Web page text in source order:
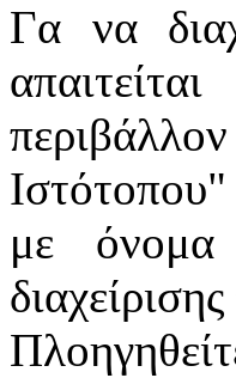
Γα να
με